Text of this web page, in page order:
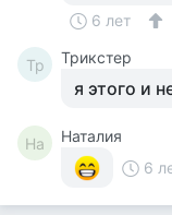
6 лет
Tp Tpикcтep
я этого и
На
Наталия
6